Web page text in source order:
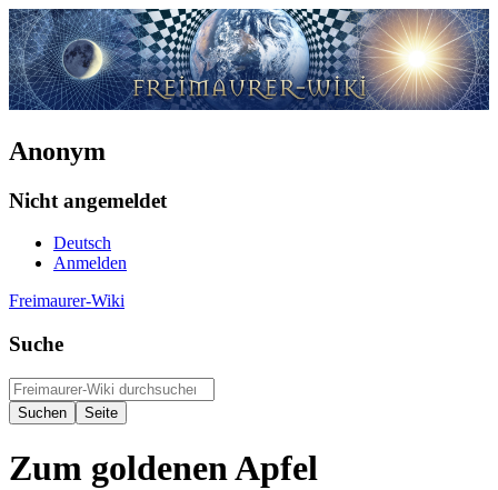
Anonym
Nicht angemeldet
Deutsch
Anmelden
Freimaurer-Wiki
Suche
Zum goldenen Apfel